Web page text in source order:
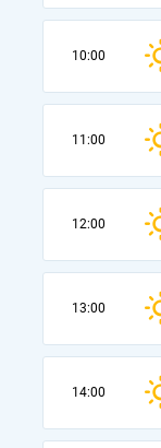
10:00
11:00
12:00
13:00
14:00